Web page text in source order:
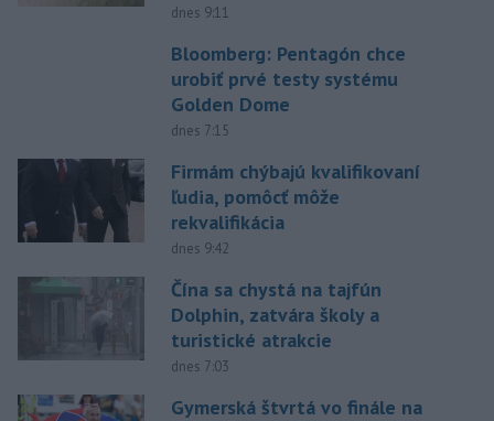
dnes 9:11
Bloomberg: Pentagón chce
urobiť prvé testy systému
Golden Dome
dnes 7:15
Firmám chýbajú kvalifikovaní
ľudia, pomôcť môže
rekvalifikácia
dnes 9:42
Čína sa chystá na tajfún
Dolphin, zatvára školy a
turistické atrakcie
dnes 7:03
Gymerská štvrtá vo finále na